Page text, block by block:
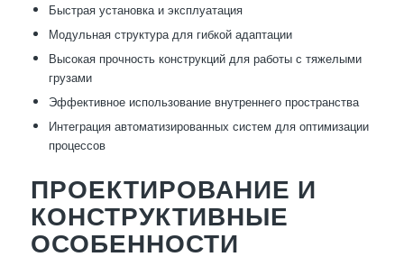
Быстрая установка и эксплуатация
Модульная структура для гибкой адаптации
Высокая прочность конструкций для работы с тяжелыми
грузами
Эффективное использование внутреннего пространства
Интеграция автоматизированных систем для оптимизации
процессов
ПРОЕКТИРОВАНИЕ И
КОНСТРУКТИВНЫЕ
ОСОБЕННОСТИ